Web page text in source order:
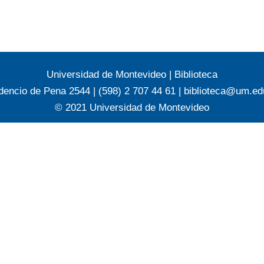
Universidad de Montevideo | Biblioteca
de Pena 2544 | (598) 2 707 44 61 |
© 2021 Universidad de Montevideo